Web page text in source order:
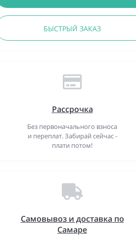
БЫСТРЫЙ ЗАКАЗ
Рассрочка
Без первоначального взноса
и переплат. Забирай сейчас -
плати потом!
Самовывоз и доставка по
Самаре